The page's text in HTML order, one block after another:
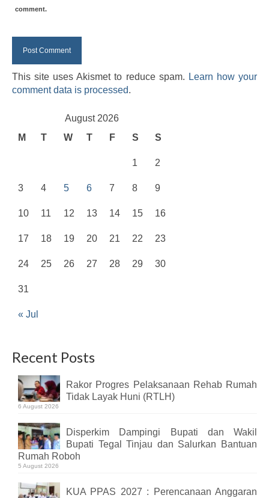
comment.
This site uses Akismet to reduce spam. Learn how your
comment data is processed.
August 2026
M
T W T F S S
« Jul
1 2
3 4 5 6 7 8 9
10 11 12 13 14 15 16
17 18 19 20 21 22 23
24 25 26 27 28 29 30
31
Recent Posts
Rakor Progres Pelaksanaan Rehab Rumah
Tidak Layak Huni (RTLH)
6 August 2026
Disperkim Dampingi Bupati dan Wakil
Bupati Tegal Tinjau dan Salurkan Bantuan
Rumah Roboh
5 August 2026
KUA PPAS 2027 : Perencanaan Anggaran